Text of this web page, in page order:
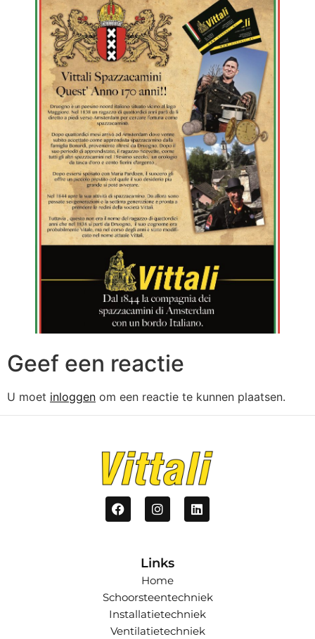
Geef een reactie
U moet inloggen om een reactie te kunnen plaatsen.
Links
Home
Schoorsteentechniek
Installatietechniek
Ventilatietechniek